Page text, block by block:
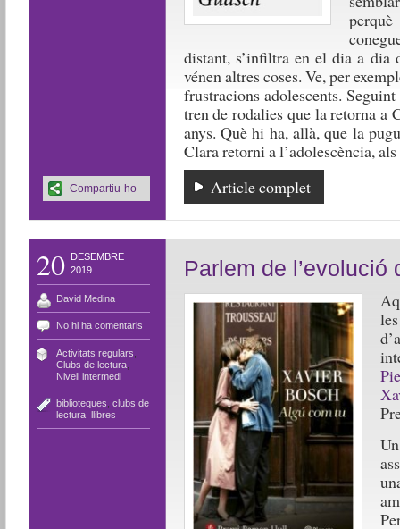
distant, s’infiltra en el dia a dia
vénen altres coses. Ve, per
frustracions adolescents.
tren de rodalies que la retorna a
anys. Què hi ha, allà, que la
Clara retorni a l’adolescència,
Article complet
Compartiu-ho
20
DESEMBRE
2019
David Medina
No hi ha comentaris
Activitats regulars
Clubs de lectura,
Nivell intermedi
biblioteques clubs de
lectura, llibres
Parlem de l’evolució